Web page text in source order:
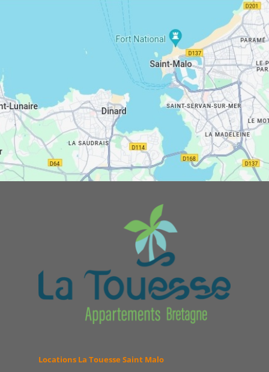
Locations La Touesse Saint Malo